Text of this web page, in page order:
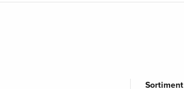
Sortiment